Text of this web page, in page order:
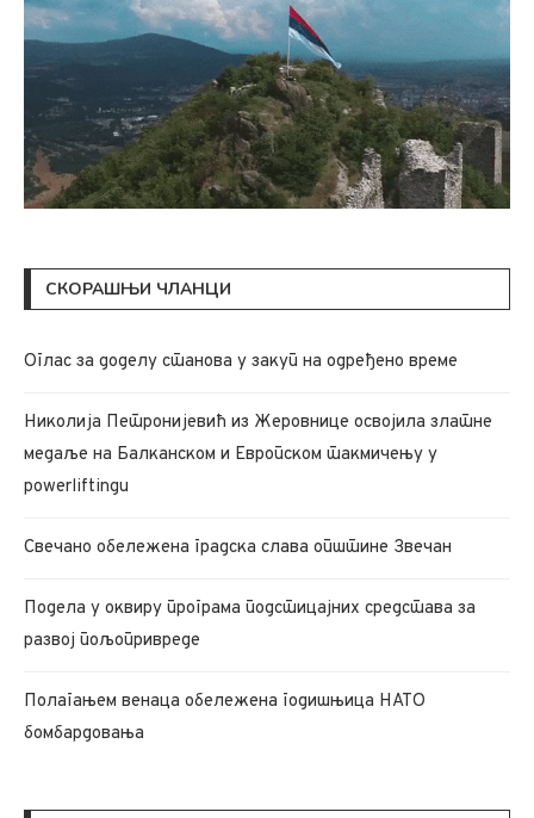
СКОРАШЊИ ЧЛАНЦИ
Oглас за доделу станова у закуп на одређено време
Николија Петронијевић из Жеровнице освојила златне
медаље на Балканском и Европском такмичењу у
powerliftingu
Свечано обележена градска слава општине Звечан
Подела у оквиру програма подстицајних средстава за
развој пољопривреде
Полагањем венаца обележена годишњица НАТО
бомбардовања